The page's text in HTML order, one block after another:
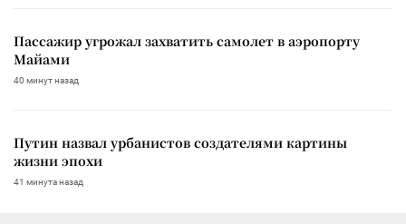
Пассажир угрожал захватить самолет в аэропорту
Майами
40 минут назад
Путин назвал урбанистов создателями картины
жизни эпохи
41 минута назад